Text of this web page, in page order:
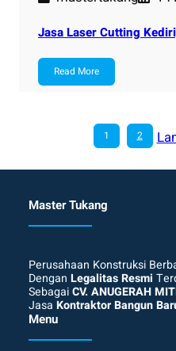
Jasa Laser Cutting
Read More
1 2
Master Tukang
Perusahaan Konstruksi
Dengan Legalitas Resmi
SebagaiCV. ANUGERAH
Jasa Kontraktor Bangun
Menu